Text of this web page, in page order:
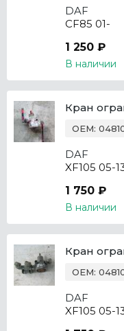
DAF
CF85 01-
1 250 ₽
В наличии
Кран
OEM:
DAF
XF105 05-
1 750 ₽
В наличии
Кран
OEM:
DAF
XF105 05-